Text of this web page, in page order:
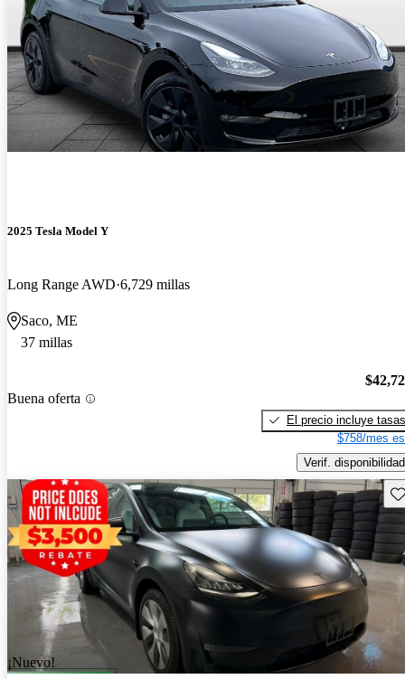
2025 Tesla Model Y
Long Range AWD 6,729 millas
Saco, ME
37 millas
Buena oferta
El precio incluye tasas
$758/mes
Verif. disponibilidad
¡Nuevo!